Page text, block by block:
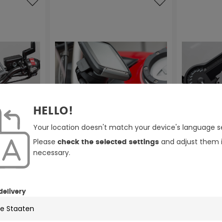
am
/
Triumph-
HELLO!
Your location doesn't match your device's language
Please check the selected settingsand adjust them
necessary.